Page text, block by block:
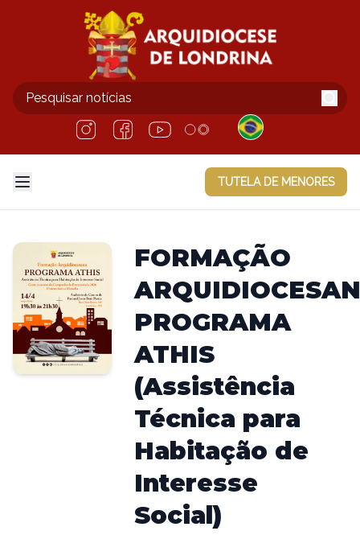
TUTELA DE MENORES
FORMAÇÃO
PROGRAMA
ATHIS
(Assistência
Técnica para
Habitação de
Interesse
Social)